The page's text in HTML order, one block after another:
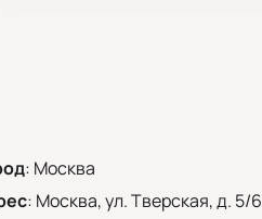
: Москва
: Москва, ул. Тверская, д. 5/6